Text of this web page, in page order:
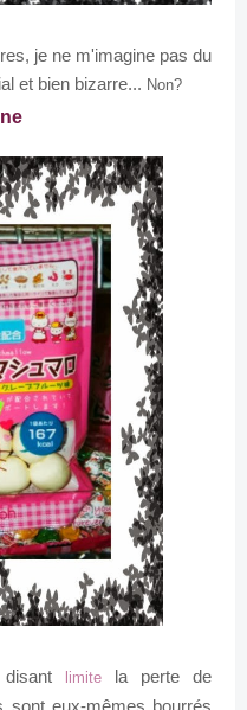
je ne m'imagine pas du
et bien bizarre... Non?
limite la perte de
sont eux-mêmes bourrés